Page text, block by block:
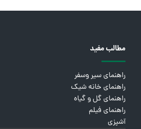
مطالب مفید
راهنمای سیر وسفر
راهنمای خانه شیک
راهنمای گل و گیاه
راهنمای فیلم
آشپزی